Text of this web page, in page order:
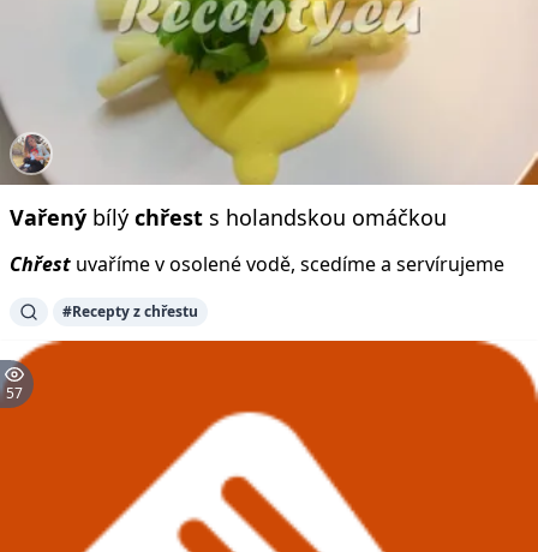
Vařený bílý chřest s holandskou omáčkou
Chřest uvaříme v osolené vodě, scedíme a servírujeme
#Recepty z chřestu
57